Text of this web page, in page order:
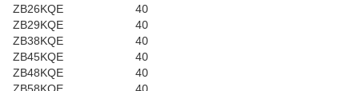
ZB26KQE
40
ZB29KQE
40
ZB38KQE
40
ZB45KQE
40
ZB48KQE
40